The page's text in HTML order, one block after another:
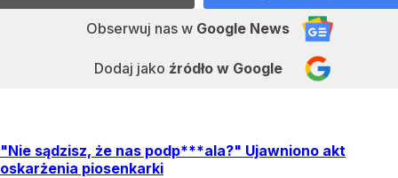
Obserwuj nas w Google News
Dodaj jako źródło w Google
"Nie sądzisz, że nas podp***ala?" Ujawniono akt
oskarżenia piosenkarki